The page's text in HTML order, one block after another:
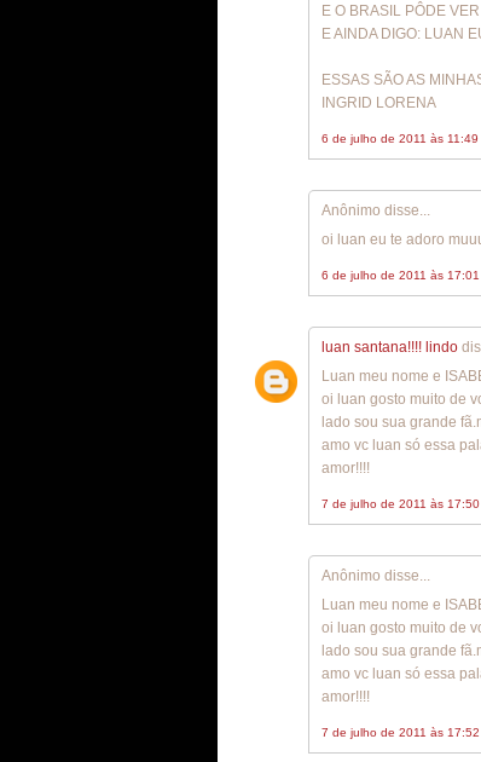
E O BRASIL PÔDE VER
E AINDA DIGO: LUAN
ESSAS SÃO AS
INGRID LORENA
6 de julho de 2011 às 11:49
Anônimo disse...
oi luan eu te adoro
6 de julho de 2011 às 17:01
luan santana!!!! lindo
Luan meu nome e
oi luan gosto muito de
lado sou sua grande
amo vc luan só essa
amor!!!!
7 de julho de 2011 às 17:50
Anônimo disse...
Luan meu nome e
oi luan gosto muito de
lado sou sua grande
amo vc luan só essa
amor!!!!
7 de julho de 2011 às 17:52